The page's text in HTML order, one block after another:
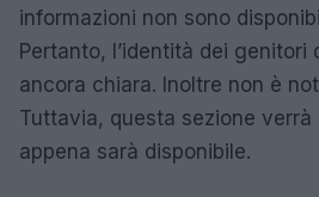
informazioni non sono
Pertanto, l’identità dei genitori
ancora chiara. Inoltre non è
Tuttavia, questa sezione
appena sarà disponibile.